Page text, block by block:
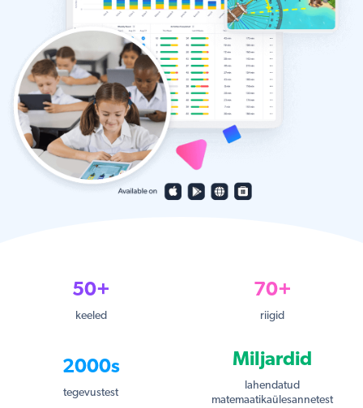
50+
keeled
70+
riigid
2000s
tegevustest
Miljardid
lahendatud
matemaatikaülesannetest